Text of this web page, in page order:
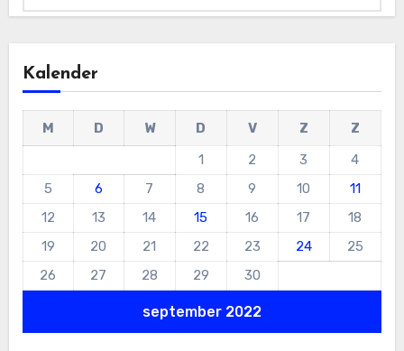
Kalender
september 2022
M D W D V Z
Z
1
2 3
4
5
6 7 8 9 10
11
12
13 14 15 16 17
18
19
20 21 22 23 24
25
26
27 28 29 30